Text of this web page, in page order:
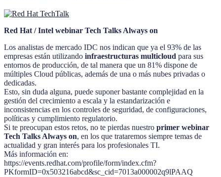
Red Hat / Intel webinar Tech Talks Always on
Los analistas de mercado IDC nos indican que ya el 93% de las
empresas están utilizando infraestructuras multicloud para sus
entornos de producción, de tal manera que un 81% dispone de
múltiples Cloud públicas, además de una o más nubes privadas o
dedicadas.
Esto, sin duda alguna, puede suponer bastante complejidad en la
gestión del crecimiento a escala y la estandarización e
inconsistencias en los controles de seguridad, de configuraciones,
políticas y cumplimiento regulatorio.
Si te preocupan estos retos, no te pierdas nuestro primer webinar
Tech Talks Always on, en los que trataremos siempre temas de
actualidad y gran interés para los profesionales TI.
Más información en:
https://events.redhat.com/profile/form/index.cfm?
PKformID=0x503216abcd&sc_cid=7013a000002q9lPAAQ